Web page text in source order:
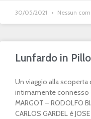
30/05/2021 Nessun
Lunfardo in
Un viaggio alla scoperta
intimamente connesso
MARGOT – RODOLFO
CARLOS GARDEL é